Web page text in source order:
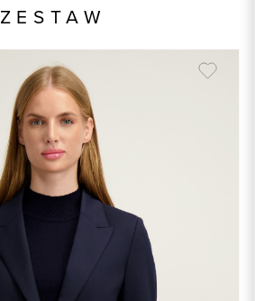
1: 50% Acetat, 1: 50% Wiskoza, 2:
granatowy
ZESTAW